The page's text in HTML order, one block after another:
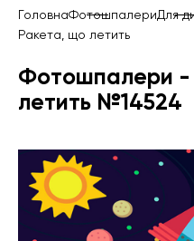
ГоловнаФотошпалериДля
Ракета, що летить
Фотошпалери
летить №14524